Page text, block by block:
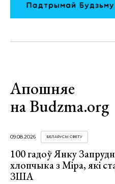
Апошняе
на Budzma.org
09.08.2026 БЕЛАРУСЫ СВЕТУ
100 гадоў Янку
хлопчыка з Міра, які
ЗША